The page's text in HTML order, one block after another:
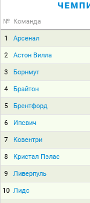
№ Команда
1 Арсенал
2 Астон Вилла
3 Борнмут
4 Брайтон
5 Брентфорд
6 Ипсвич
7 Ковентри
8 Кристал Пэлас
9 Ливерпуль
10 Лидс